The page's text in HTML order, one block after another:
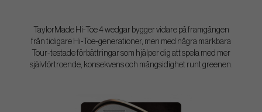
TaylorMade Hi-Toe 4 wedgar bygger vidare på framgången
från tidigare Hi-Toe-generationer, men med några märkbara
Tour-testade förbättringar som hjälper dig att spela med mer
självförtroende, konsekvens och mångsidighet runt greenen.